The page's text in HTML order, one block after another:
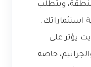
ويتطلب
استثماراتك.
يؤثر على
خاصة